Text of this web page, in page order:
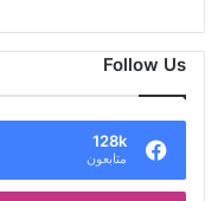
Follow Us
128k
متابعون